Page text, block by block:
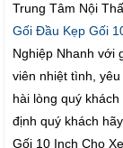
Trung Tâm Nội
Gối Đầu Kẹp Gối
Nghiệp Nhanh với
viên nhiệt tình,
hài lòng quý
định quý khách
Gối 10 Inch Cho